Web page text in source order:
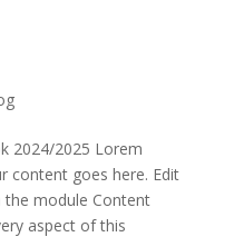
2024/2025 Lorem
content goes here. Edit
module Content
aspect of this